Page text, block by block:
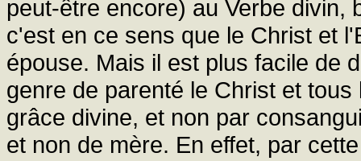
peut-être encore) au Verbe divin,
c'est en ce sens que le Christ et
épouse. Mais il est plus facile de
genre de parenté le Christ et
grâce divine, et non par
et non de mère. En effet, par